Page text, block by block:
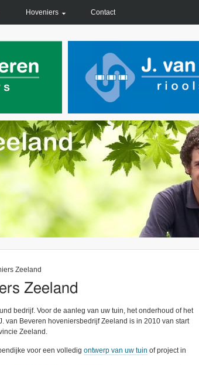
Hoveniers Contact
Zeeland
Zeeland
bedrijf. Voor de aanleg van uw tuin, het onderhoud of het
van Beveren hoveniersbedrijf Zeeland is in 2010 van start
Zeeland.
voor een volledig ontwerp van uw tuin of project in